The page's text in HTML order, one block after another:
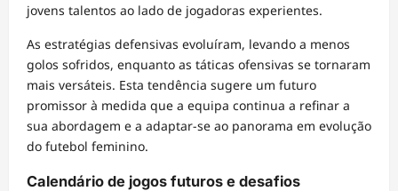
jovens talentos ao lado de jogadoras experientes.
As estratégias defensivas evoluíram, levando a menos
golos sofridos, enquanto as táticas ofensivas se tornaram
mais versáteis. Esta tendência sugere um futuro
promissor à medida que a equipa continua a refinar a
sua abordagem e a adaptar-se ao panorama em evolução
do futebol feminino.
Calendário de jogos futuros e desafios